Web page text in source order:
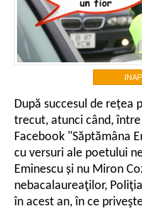
După succesul de rețea
trecut, atunci când,
Facebook "Săptămâna
cu versuri ale poetului
Eminescu și nu Miron
nebacalaureaţilor,
în acest an, în ce